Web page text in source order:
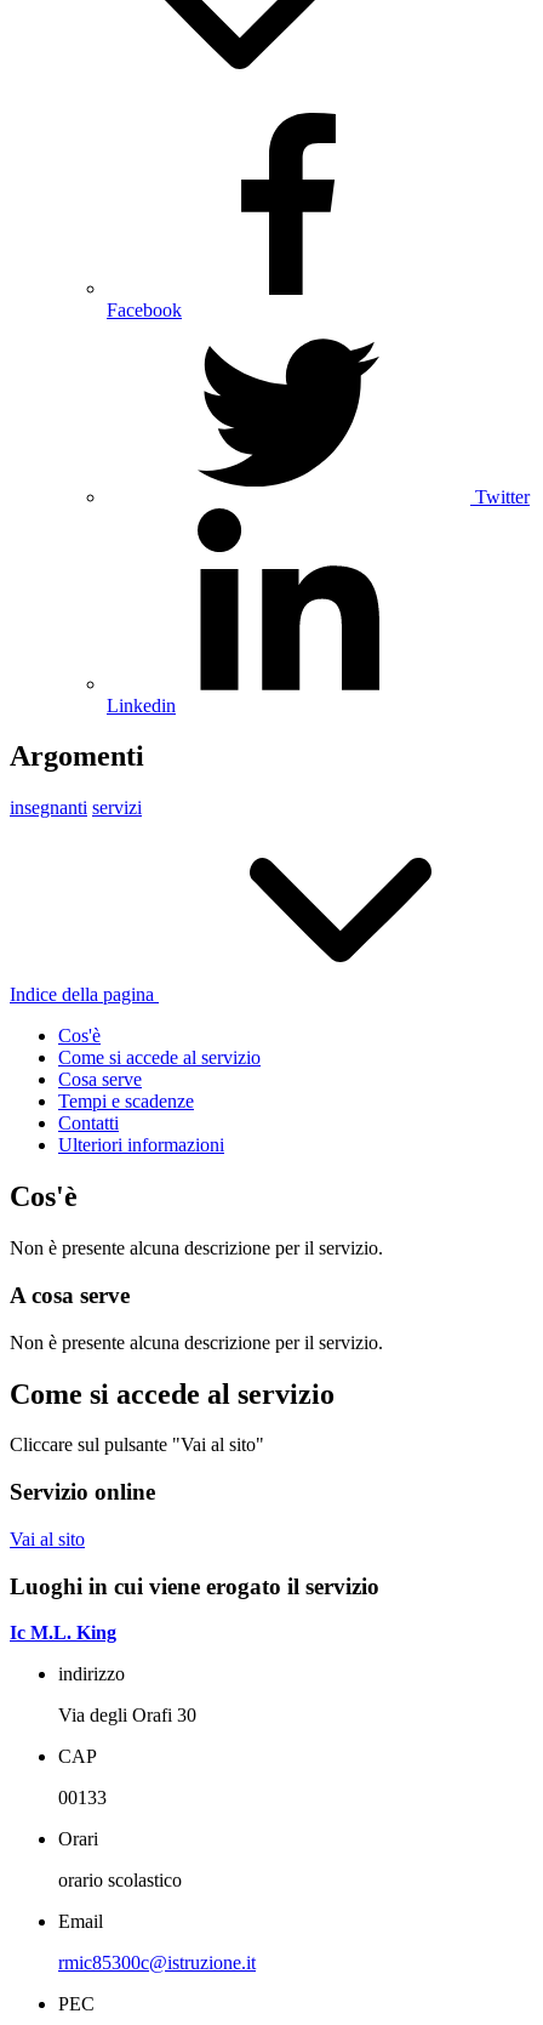
Facebook
Twitter
Linkedin
Argomenti
insegnanti servizi
Indice della pagina
Cos'è
Come si accede al servizio
Cosa serve
Tempi e scadenze
Contatti
Ulteriori informazioni
Cos'è
Non è presente alcuna descrizione per il servizio.
A cosa serve
Non è presente alcuna descrizione per il servizio.
Come si accede al servizio
Cliccare sul pulsante "Vai al sito"
Servizio online
Vai al sito
Luoghi in cui viene erogato il servizio
Ic M.L. King
indirizzo
Via degli Orafi 30
CAP
00133
Orari
orario scolastico
Email
rmic85300c@istruzione.it
PEC